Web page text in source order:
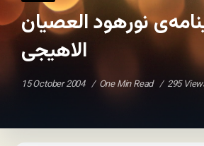
نورهود العصیان
الاهیجی
15 October 2004 One Min Read 295